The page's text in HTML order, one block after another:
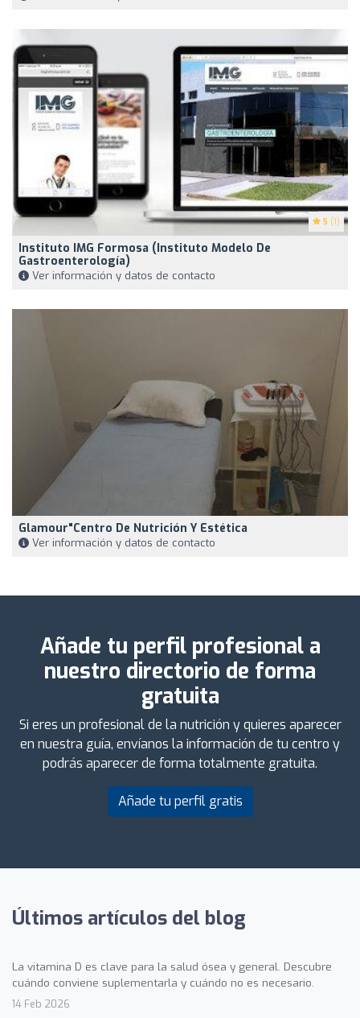
5 (1)
Instituto IMG Formosa (Instituto Modelo De
Gastroenterología)
Ver información y datos de contacto
Glamour"centro De Nutrición Y Estética
Ver información y datos de contacto
Añade tu perfil profesional a
nuestro directorio de forma
gratuita
Si eres un profesional de la nutrición y quieres aparecer
en nuestra guía, envíanos la información de tu centro y
podrás aparecer de forma totalmente gratuita.
Añade tu perfil gratis
Últimos artículos del blog
La vitamina D es clave para la salud ósea y general. Descubre
cuándo conviene suplementarla y cuándo no es necesario.
14 Feb 2026